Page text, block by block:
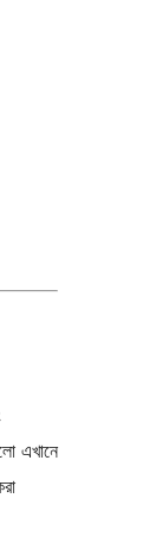
এখানে